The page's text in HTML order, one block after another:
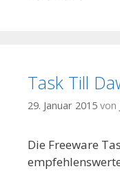
Task Till
29. Januar 2015 von
Die Freeware